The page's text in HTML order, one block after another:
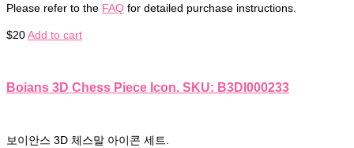
Please refer to the FAQ for detailed purchase instructions.
$20Add to cart
Boians 3D Chess Piece Icon. SKU: B3DI000233
보이안스 3D 체스말 아이콘 세트.